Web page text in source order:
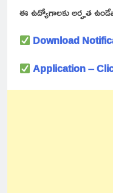
ఈ ఉద్యోగాలకు అర్హత
Download
Application –